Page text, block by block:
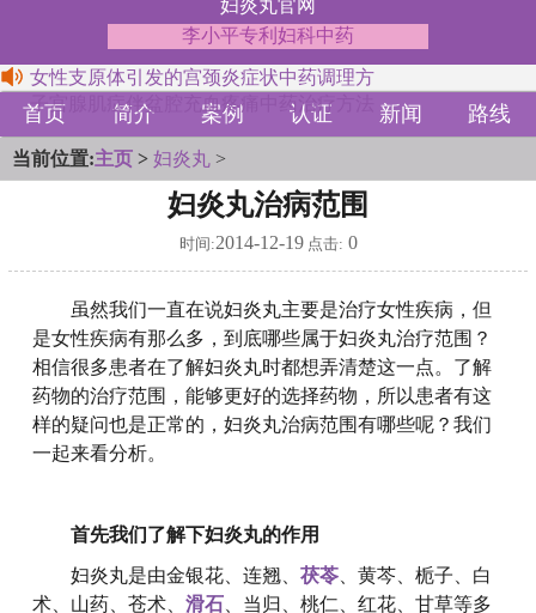
妇炎丸官网
李小平专利妇科中药
女性支原体引发的宫颈炎症状中药调理方
子宫腺肌症伴盆腔充血疼痛中药治疗方法
首页 简介 案例 认证 新闻 路线
当前位置:主页 > 妇炎丸 >
妇炎丸治病范围
时间:2014-12-19点击: 0
虽然我们一直在说妇炎丸主要是治疗女性疾病，但
是女性疾病有那么多，到底哪些属于妇炎丸治疗范围？
相信很多患者在了解妇炎丸时都想弄清楚这一点。了解
药物的治疗范围，能够更好的选择药物，所以患者有这
样的疑问也是正常的，妇炎丸治病范围有哪些呢？我们
一起来看分析。
首先我们了解下妇炎丸的作用
妇炎丸是由金银花、连翘、 茯苓、黄芩、栀子、白
术、山药、苍术、 滑石、当归、桃仁、红花、甘草等多